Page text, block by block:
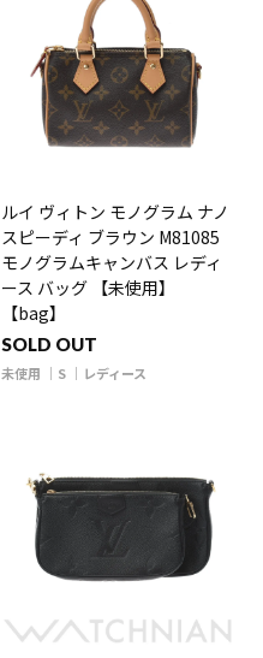
ルイ ヴィトン モノグラム ナノ
スピーディ ブラウン M81085
モノグラムキャンバス レディ
ース バッグ 【未使用】
【bag】
SOLD OUT
未使用 S レディース